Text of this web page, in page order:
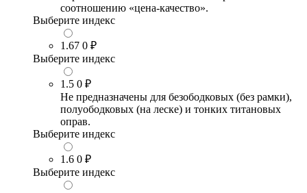
соотношению «цена-качество».
Выберите индекс
1.67 0 ₽
Выберите индекс
1.5 0 ₽
Не предназначены для безободковых (без рамки),
полуободковых (на леске) и тонких титановых
оправ.
Выберите индекс
1.6 0 ₽
Выберите индекс